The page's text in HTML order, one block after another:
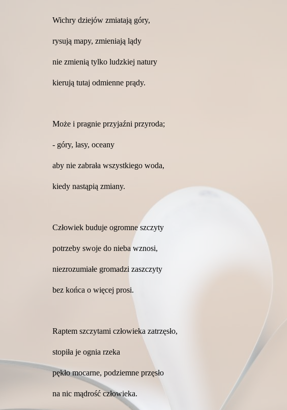
Wichry dziejów zmiatają góry,
rysują mapy, zmieniają lądy
nie zmienią tylko ludzkiej natury
kierują tutaj odmienne prądy.
Może i pragnie przyjaźni przyroda;
- góry, lasy, oceany
aby nie zabrała wszystkiego woda,
kiedy nastąpią zmiany.
Człowiek buduje ogromne szczyty
potrzeby swoje do nieba wznosi,
niezrozumiałe gromadzi zaszczyty
bez końca o więcej prosi.
Raptem szczytami człowieka zatrzęsło,
stopiła je ognia rzeka
pękło mocarne, podziemne przęsło
na nic mądrość człowieka.